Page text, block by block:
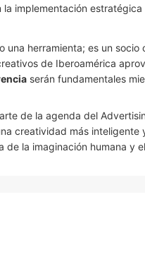
implementación estratégica
una herramienta; es un socio
de Iberoamérica
serán fundamentales
de la agenda del
creatividad más
la imaginación humana y